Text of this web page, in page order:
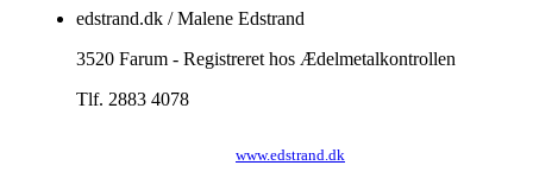
edstrand.dk / Malene Edstrand
3520 Farum - Registreret hos Ædelmetalkontrollen
Tlf. 2883 4078
www.edstrand.dk